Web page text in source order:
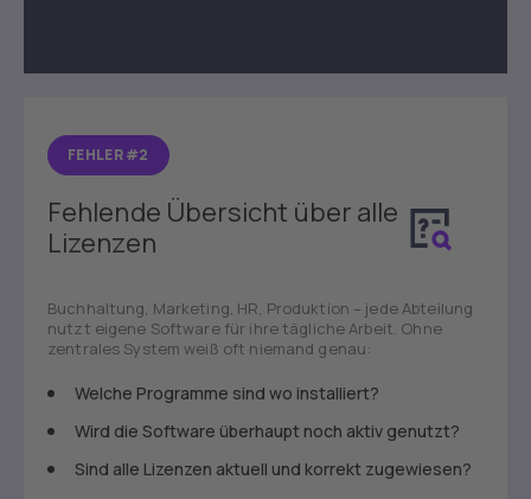
FEHLER #2
Fehlende Übersicht über alle
Lizenzen
Buchhaltung, Marketing, HR, Produktion – jede Abteilung
nutzt eigene Software für ihre tägliche Arbeit. Ohne
zentrales System weiß oft niemand genau:
Welche Programme sind wo installiert?
Wird die Software überhaupt noch aktiv genutzt?
Sind alle Lizenzen aktuell und korrekt zugewiesen?